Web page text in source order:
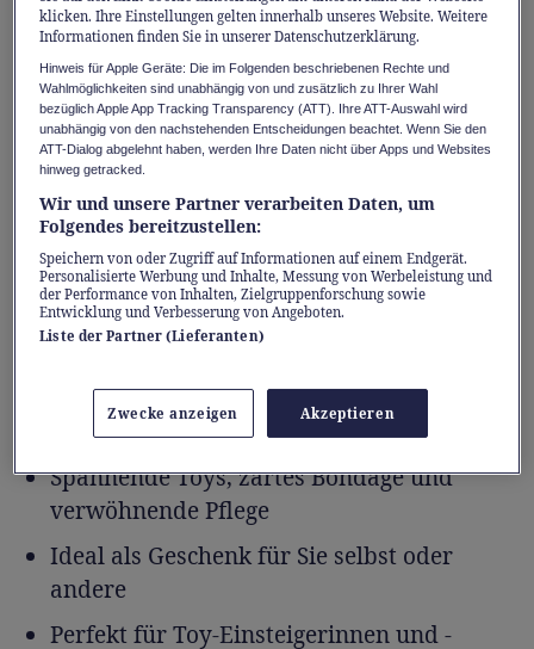
Komplett neu: Amorana-
Adventskalender Discover 2025 für
nur 59,90 Franken statt 304,60
Franken
Warenwert von 304,60 Franken – Sie
sparen 244,70 Franken (80 Prozent)
Stilvoller Kalender mit elegantem Design
Viele Überraschungen und neue Impulse
für mehr Lust
Enthält Premium-Toy Womanizer Mini 2
Spannende Toys, zartes Bondage und
verwöhnende Pflege
Ideal als Geschenk für Sie selbst oder
andere
Perfekt für Toy-Einsteigerinnen und -
klicken. Ihre Einstellungen gelten innerhalb unseres Website. Weitere
Informationen finden Sie in unserer Datenschutzerklärung.
Hinweis für Apple Geräte: Die im Folgenden beschriebenen Rechte und
Wahlmöglichkeiten sind unabhängig von und zusätzlich zu Ihrer Wahl
bezüglich Apple App Tracking Transparency (ATT). Ihre ATT-Auswahl wird
unabhängig von den nachstehenden Entscheidungen beachtet. Wenn Sie den
ATT-Dialog abgelehnt haben, werden Ihre Daten nicht über Apps und Websites
hinweg getracked.
Wir und unsere Partner verarbeiten Daten, um
Folgendes bereitzustellen:
Speichern von oder Zugriff auf Informationen auf einem Endgerät.
Personalisierte Werbung und Inhalte, Messung von Werbeleistung und
der Performance von Inhalten, Zielgruppenforschung sowie
Entwicklung und Verbesserung von Angeboten.
Liste der Partner (Lieferanten)
Zwecke anzeigen Akzeptieren